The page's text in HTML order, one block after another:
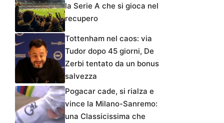
la Serie A che si gioca nel
recupero
Tottenham nel caos: via
Tudor dopo 45 giorni, De
Zerbi tentato da un bonus
salvezza
Pogacar cade, si rialza e
vince la Milano-Sanremo:
una Classicissima che